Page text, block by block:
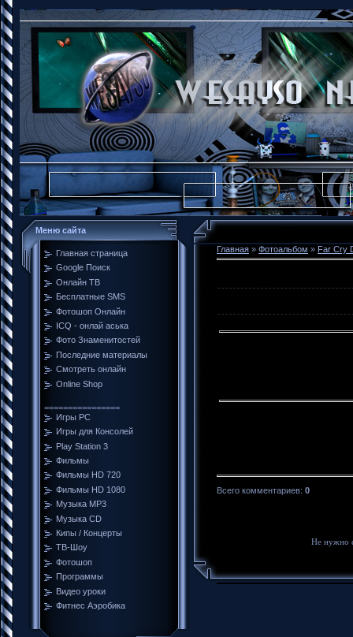
Меню сайта
Главная страница
Google Поиск
Онлайн ТВ
Бесплатные SMS
Фотошоп Онлайн
ICQ - онлай аська
Фото Знаменитостей
Последние материалы
Смотреть онлайн
Online Shop
================
Игры PC
Игры для Консолей
Play Station 3
Фильмы
Фильмы HD 720
Фильмы HD 1080
Музыка MP3
Музыка CD
Кипы / Концерты
ТВ-Шоу
Фотошоп
Программы
Видео уроки
Фитнес Аэробика
Главная » Фотоальбом » Far Cry
Всего комментариев: 0
Не нужно